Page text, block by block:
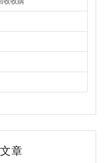
章